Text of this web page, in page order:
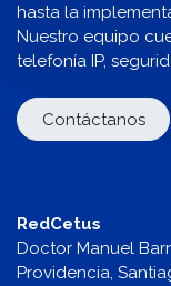
hasta la
Nuestro equipo
telefonía IP,
Contáctanos
RedCetus
Doctor Manuel
Providencia,